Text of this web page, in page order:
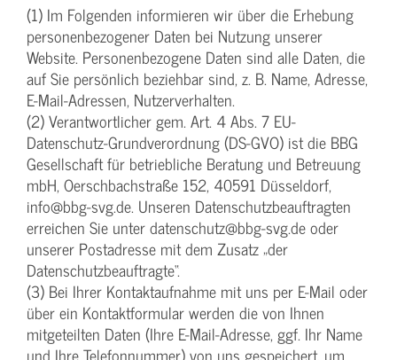
(1) Im Folgenden informieren wir über die Erhebung
personenbezogener Daten bei Nutzung unserer
Website. Personenbezogene Daten sind alle Daten, die
auf Sie persönlich beziehbar sind, z. B. Name, Adresse,
E-Mail-Adressen, Nutzerverhalten.
(2) Verantwortlicher gem. Art. 4 Abs. 7 EU-
Datenschutz-Grundverordnung (DS-GVO) ist die BBG
Gesellschaft für betriebliche Beratung und Betreuung
mbH, Oerschbachstraße 152, 40591 Düsseldorf,
info@bbg-svg.de. Unseren Datenschutzbeauftragten
erreichen Sie unter datenschutz@bbg-svg.de oder
unserer Postadresse mit dem Zusatz „der
Datenschutzbeauftragte“.
(3) Bei Ihrer Kontaktaufnahme mit uns per E-Mail oder
über ein Kontaktformular werden die von Ihnen
mitgeteilten Daten (Ihre E-Mail-Adresse, ggf. Ihr Name